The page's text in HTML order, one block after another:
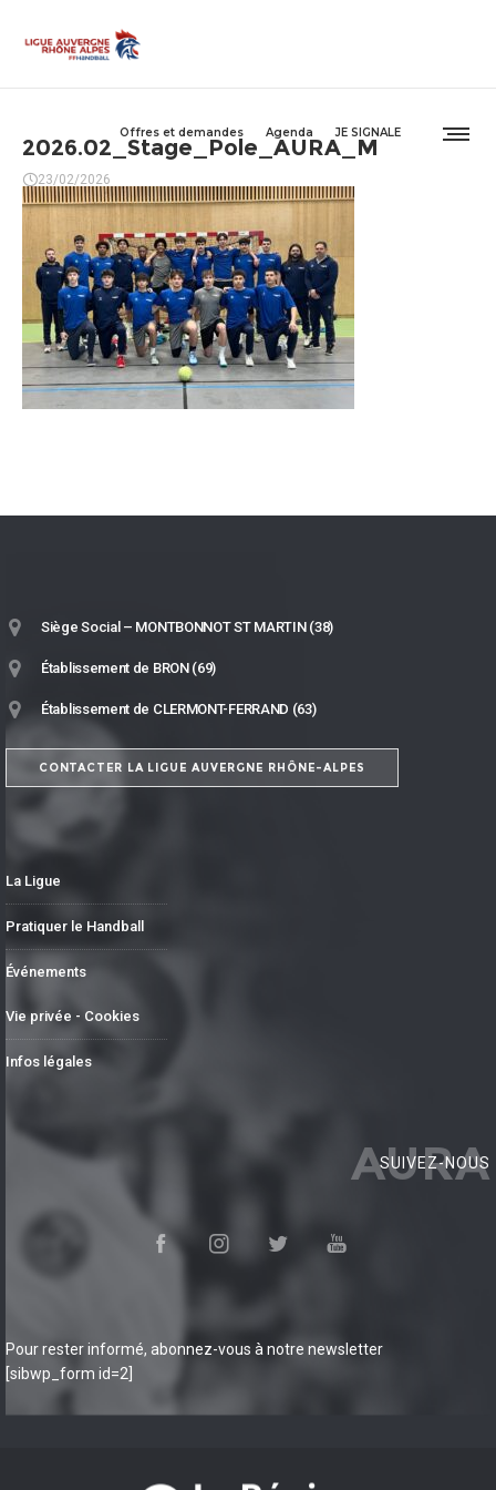
Offres et demandes Agenda JE SIGNALE
2026.02_Stage_Pole_AURA_M
23/02/2026
Siège Social – MONTBONNOT ST MARTIN (38)
Établissement de BRON (69)
Établissement de CLERMONT-FERRAND (63)
CONTACTER LA LIGUE AUVERGNE RHÔNE-ALPES
La Ligue
Pratiquer le Handball
Événements
Vie privée - Cookies
Infos légales
AURA
SUIVEZ-NOUS
Pour rester informé, abonnez-vous à notre newsletter
[sibwp_form id=2]